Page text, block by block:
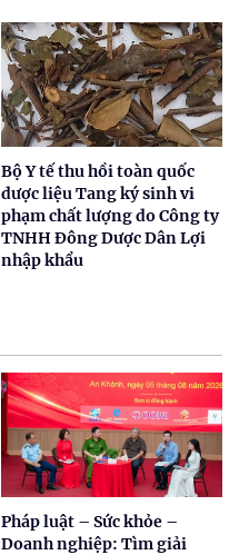
Bộ Y tế thu hồi toàn quốc
dược liệu Tang ký sinh vi
phạm chất lượng do Công ty
TNHH Đông Dược Dân Lợi
nhập khẩu
Pháp luật – Sức khỏe –
Doanh nghiệp: Tìm giải